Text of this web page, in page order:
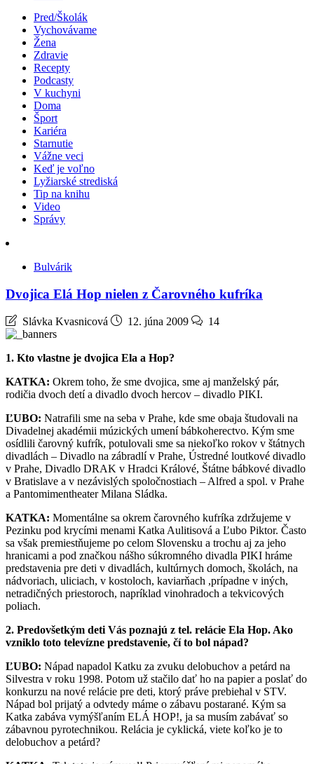
Pred/Školák
Vychovávame
Žena
Zdravie
Recepty
Podcasty
V kuchyni
Doma
Šport
Kariéra
Starnutie
Vážne veci
Keď je voľno
Lyžiarské strediská
Tip na knihu
Video
Správy
Bulvárik
Dvojica Elá Hop nielen z Čarovného kufríka
Slávka Kvasnicová 12. júna 2009 14
1. Kto vlastne je dvojica Ela a Hop?
KATKA: Okrem toho, že sme dvojica, sme aj manželský pár,
rodičia dvoch detí a divadlo dvoch hercov – divadlo PIKI.
ĽUBO: Natrafili sme na seba v Prahe, kde sme obaja študovali na
Divadelnej akadémii múzických umení bábkoherectvo. Kým sme
osídlili čarovný kufrík, potulovali sme sa niekoľko rokov v štátnych
divadlách – Divadlo na zábradlí v Prahe, Ústredné loutkové divadlo
v Prahe, Divadlo DRAK v Hradci Králové, Štátne bábkové divadlo
v Bratislave a v nezávislých spoločnostiach – Alfred a spol. v Prahe
a Pantomimentheater Milana Sládka.
KATKA: Momentálne sa okrem čarovného kufríka zdržujeme v
Pezinku pod krycími menami Katka Aulitisová a Ľubo Piktor. Často
sa však premiestňujeme po celom Slovensku a trochu aj za jeho
hranicami a pod značkou nášho súkromného divadla PIKI hráme
predstavenia pre deti v divadlách, kultúrnych domoch, školách, na
nádvoriach, uliciach, v kostoloch, kaviarňach ,prípadne v iných,
netradičných priestoroch, napríklad vinohradoch a tekvicových
poliach.
2. Predovšetkým deti Vás poznajú z tel. relácie Ela Hop. Ako
vzniklo toto televízne predstavenie, čí to bol nápad?
ĽUBO: Nápad napadol Katku za zvuku delobuchov a petárd na
Silvestra v roku 1998. Potom už stačilo dať ho na papier a poslať do
konkurzu na nové relácie pre deti, ktorý práve prebiehal v STV.
Nápad bol prijatý a odvtedy máme o zábavu postarané. Kým sa
Katka zabáva vymýšľaním ELÁ HOP!, ja sa musím zabávať so
zábavnou pyrotechnikou. Relácia je cyklická, viete koľko je to
delobuchov a petárd?